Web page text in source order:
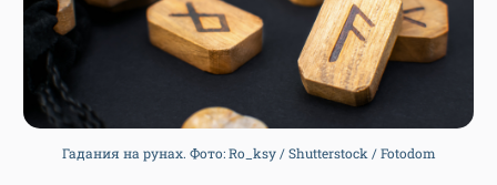
Гадания на рунах. Фото: Ro_ksy / Shutterstock / Fotodom